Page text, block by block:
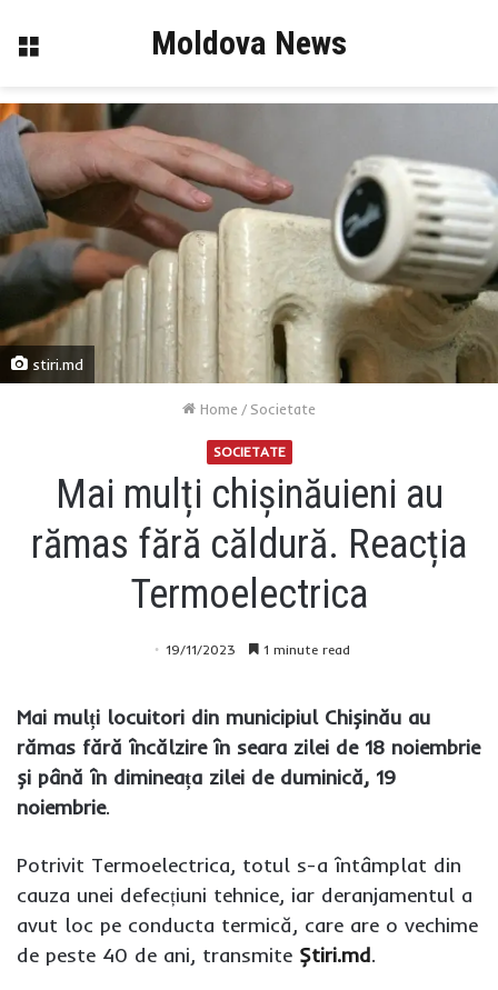
Menu Moldova News
stiri.md
Home / Societate
SOCIETATE
Mai mulți chișinăuieni au
rămas fără căldură. Reacția
Termoelectrica
19/11/2023 1 minute read
Mai mulți locuitori din municipiul Chișinău au
rămas fără încălzire în seara zilei de 18 noiembrie
și până în dimineața zilei de duminică, 19
noiembrie.
Potrivit Termoelectrica, totul s-a întâmplat din
cauza unei defecțiuni tehnice, iar deranjamentul a
avut loc pe conducta termică, care are o vechime
de peste 40 de ani, transmite Știri.md.